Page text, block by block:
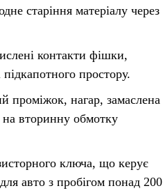
старіння матеріалу через
контакти фішки,
підкапотного простору.
проміжок, нагар, замаслена
на вторинну обмотку
ключа, що керує
авто з пробігом понад 200